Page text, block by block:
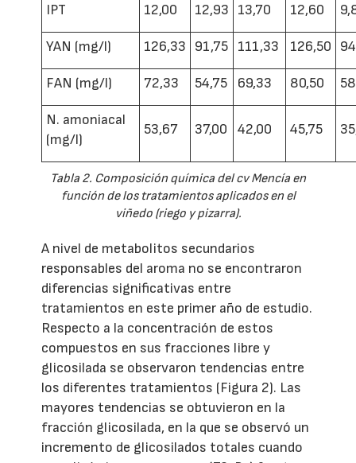
IPT 12,00 12,93 13,70 12,60
YAN (mg/l) 126,33 91,75 111,33 126,50
FAN (mg/l) 72,33 54,75 69,33 80,50
N. amoniacal
(mg/l)
53,67 37,00 42,00 45,75
Tabla 2. Composición química del cv Mencía en
función de los tratamientos aplicados en el
viñedo (riego y pizarra).
A nivel de metabolitos secundarios
responsables del aroma no se encontraron
diferencias significativas entre
tratamientos en este primer año de estudio.
Respecto a la concentración de estos
compuestos en sus fracciones libre y
glicosilada se observaron tendencias entre
los diferentes tratamientos (Figura 2). Las
mayores tendencias se obtuvieron en la
fracción glicosilada, en la que se observó un
incremento de glicosilados totales cuando